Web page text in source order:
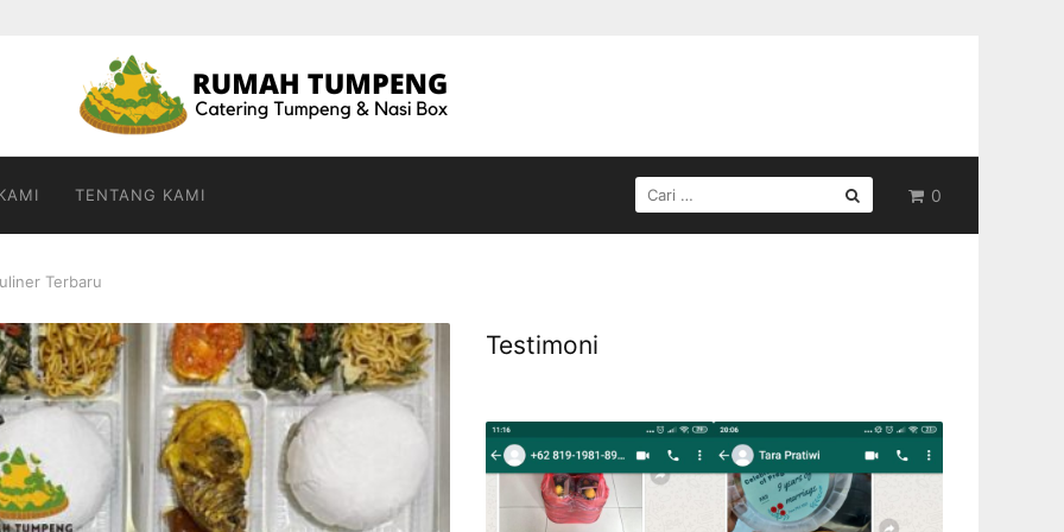
0
TENTANG KAMI
CARI
UNTUK:
Terbaru
Testimoni